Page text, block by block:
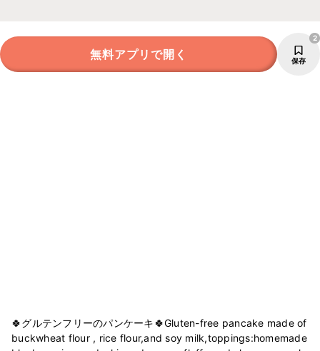
無料アプリで開く 保存
2
🍀グルテンフリーのパンケーキ🍀Gluten-free pancake made of
buckwheat flour , rice flour,and soy milk,toppings:homemade